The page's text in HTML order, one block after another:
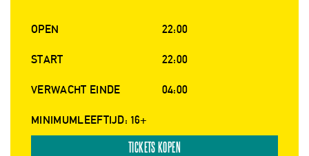
OPEN 22:00
START 22:00
VERWACHT EINDE 04:00
MINIMUMLEEFTIJD: 16+
TICKETS KOPEN